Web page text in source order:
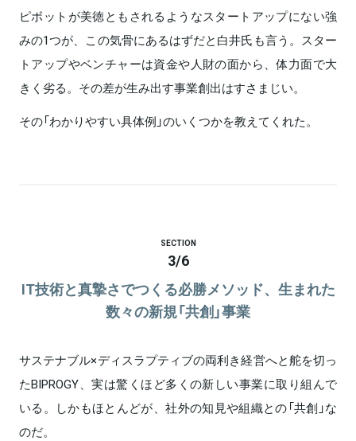
ピボットが美徳ともされるようなスタートアップにない強
みの1つが、この気骨にあるはずだと白井氏も言う。スター
トアップやベンチャーは資金や人財の面から、体力面で大
きく劣る。その差が生み出す事業創出はすさまじい。
その「わかりやすい具体例」のいくつかを教えてくれた。
SECTION
3/6
IT技術と真摯さでつくる必勝メソッド、生まれた
数々の新規「共創」事業
サステナブル×ディスラプティブの両利き経営へと舵を切っ
たBIPROGY、実は驚くほど多くの新しい事業に取り組んで
いる。しかもほとんどが、社外の知見や組織との「共創」な
のだ。